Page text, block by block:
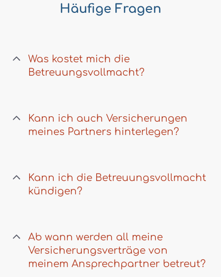
Häufige Fragen
Was kostet mich die
Betreuungsvollmacht?
Kann ich auch Versicherungen
meines Partners hinterlegen?
Kann ich die Betreuungsvollmacht
kündigen?
Ab wann werden all meine
Versicherungsverträge von
meinem Ansprechpartner betreut?